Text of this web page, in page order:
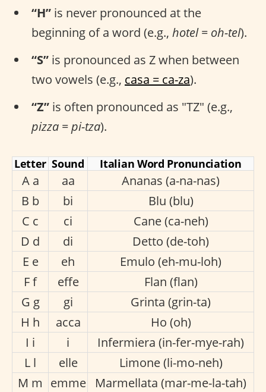
“H” is never pronounced at the
beginning of a word (e.g., hotel = oh-tel).
“S” is pronounced as Z when between
two vowels (e.g., casa = ca-za).
“Z” is often pronounced as "TZ" (e.g.,
pizza = pi-tza).
Letter Sound Italian Word Pronunciation
A a aa
Ananas (a-na-nas)
B b
bi
Blu (blu)
C c
ci
Cane (ca-neh)
D d
di
Detto (de-toh)
E e
eh
Emulo (eh-mu-loh)
F f
effe
Flan (flan)
G g
gi
Grinta (grin-ta)
H h
acca
Ho (oh)
I i
i
Infermiera (in-fer-mye-rah)
L l
elle
Limone (li-mo-neh)
M m emme
Marmellata (mar-me-la-tah)